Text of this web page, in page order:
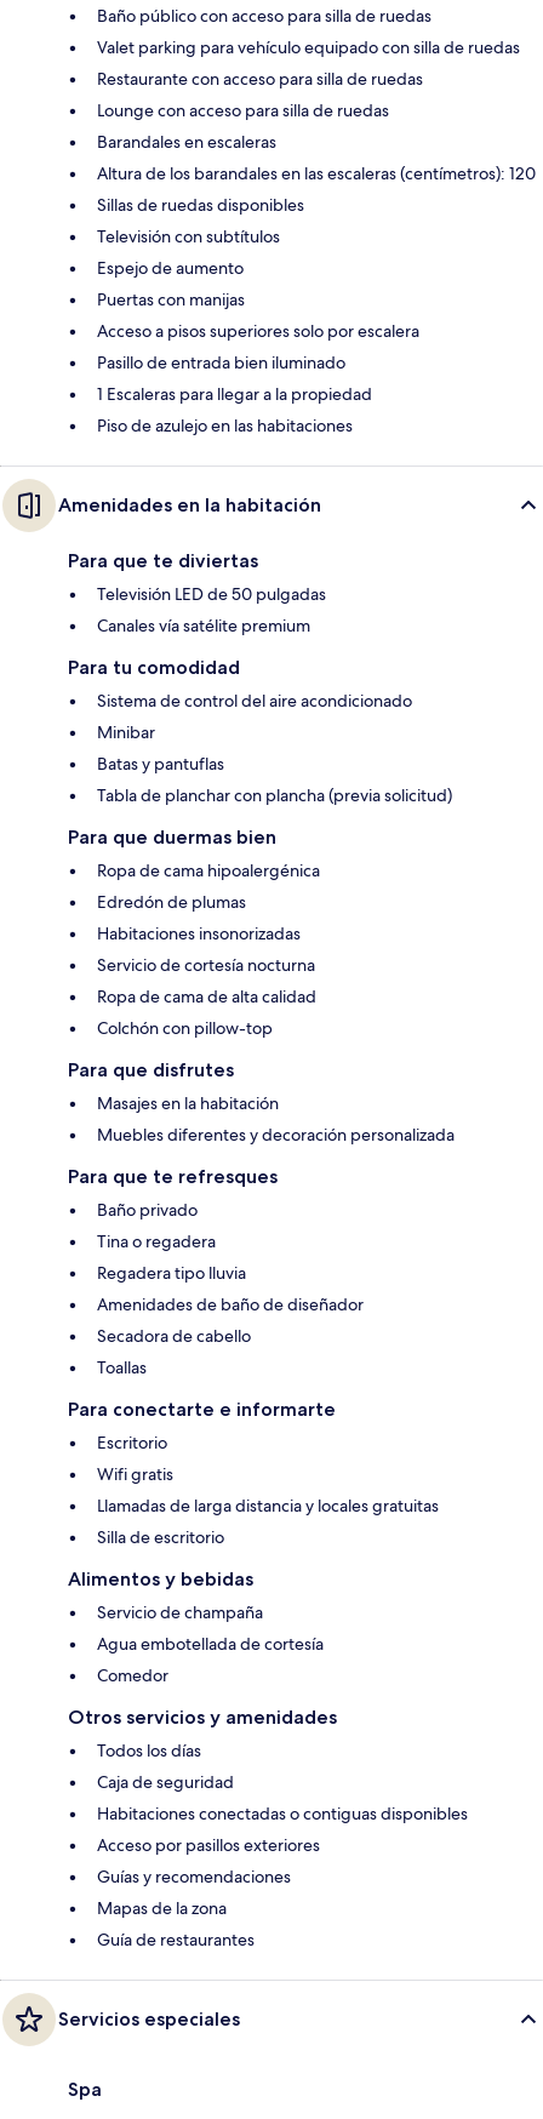
Baño público con acceso para silla de ruedas
Valet parking para vehículo equipado con silla de ruedas
Restaurante con acceso para silla de ruedas
Lounge con acceso para silla de ruedas
Barandales en escaleras
Altura de los barandales en las escaleras (centímetros): 120
Sillas de ruedas disponibles
Televisión con subtítulos
Espejo de aumento
Puertas con manijas
Acceso a pisos superiores solo por escalera
Pasillo de entrada bien iluminado
1 Escaleras para llegar a la propiedad
Piso de azulejo en las habitaciones
Amenidades en la habitación
Para que te diviertas
Televisión LED de 50 pulgadas
Canales vía satélite premium
Para tu comodidad
Sistema de control del aire acondicionado
Minibar
Batas y pantuflas
Tabla de planchar con plancha (previa solicitud)
Para que duermas bien
Ropa de cama hipoalergénica
Edredón de plumas
Habitaciones insonorizadas
Servicio de cortesía nocturna
Ropa de cama de alta calidad
Colchón con pillow-top
Para que disfrutes
Masajes en la habitación
Muebles diferentes y decoración personalizada
Para que te refresques
Baño privado
Tina o regadera
Regadera tipo lluvia
Amenidades de baño de diseñador
Secadora de cabello
Toallas
Para conectarte e informarte
Escritorio
Wifi gratis
Llamadas de larga distancia y locales gratuitas
Silla de escritorio
Alimentos y bebidas
Servicio de champaña
Agua embotellada de cortesía
Comedor
Otros servicios y amenidades
Todos los días
Caja de seguridad
Habitaciones conectadas o contiguas disponibles
Acceso por pasillos exteriores
Guías y recomendaciones
Mapas de la zona
Guía de restaurantes
Servicios especiales
Spa